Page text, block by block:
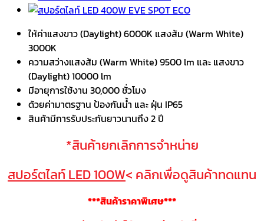
ให้ค่าแสงขาว (Daylight) 6000K แสงส้ม (Warm White)
3000K
ความสว่างแสงส้ม (Warm White) 9500 lm และ แสงขาว
(Daylight) 10000 lm
มีอายุการใช้งาน 30,000 ชั่วโมง
ด้วยค่ามาตรฐาน ป้องกันน้ำ และ ฝุ่น IP65
สินค้ามีการรับประกันยาวนานถึง 2 ปี
*สินค้ายกเลิกการจำหน่าย
สปอร์ตไลท์ LED 100W< คลิกเพื่อดูสินค้าทดแทน
***สินค้าราคาพิเศษ***